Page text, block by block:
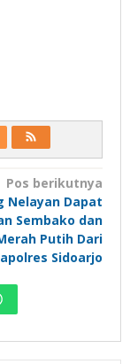
Pos berikutnya
Nelayan Dapat
Sembako dan
Putih Dari
Sidoarjo